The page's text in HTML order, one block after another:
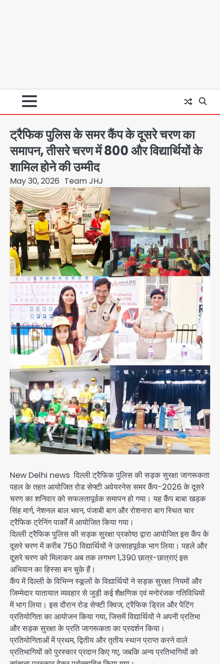
ट्रैफिक पुलिस के समर कैंप के दूसरे चरण का
समापन, तीसरे चरण में 800 और विद्यार्थियों के
शामिल होने की उम्मीद
May 30, 2026 Team JHJ
New Delhi news दिल्ली ट्रैफिक पुलिस की सड़क सुरक्षा जागरूकता
पहल के तहत आयोजित रोड सेफ्टी अवेयरनेस समर कैंप-2026 के दूसरे
चरण का शनिवार को सफलतापूर्वक समापन हो गया। यह कैंप बाबा खड़क
सिंह मार्ग, नेशनल बाल भवन, पंजाबी बाग और रोशनारा बाग स्थित चार
ट्रैफिक ट्रेनिंग पार्कों में आयोजित किया गया।
दिल्ली ट्रैफिक पुलिस की सड़क सुरक्षा प्रकोष्ठ द्वारा आयोजित इस कैंप के
दूसरे चरण में करीब 750 विद्यार्थियों ने उत्साहपूर्वक भाग लिया। पहले और
दूसरे चरण को मिलाकर अब तक लगभग 1,390 छात्र-छात्राएं इस
अभियान का हिस्सा बन चुके हैं।
कैंप में दिल्ली के विभिन्न स्कूलों के विद्यार्थियों ने सड़क सुरक्षा नियमों और
जिम्मेदार यातायात व्यवहार से जुड़ी कई शैक्षणिक एवं मनोरंजक गतिविधियों
में भाग लिया। इस दौरान रोड सेफ्टी क्विज, ट्रैफिक ड्रिल और पेंटिंग
प्रतियोगिता का आयोजन किया गया, जिसमें विद्यार्थियों ने अपनी प्रतिभा
और सड़क सुरक्षा के प्रति जागरूकता का प्रदर्शन किया।
प्रतियोगिताओं में प्रथम, द्वितीय और तृतीय स्थान प्राप्त करने वाले
प्रतिभागियों को पुरस्कार प्रदान किए गए, जबकि अन्य प्रतिभागियों को